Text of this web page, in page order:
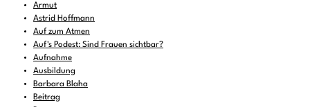
Armut
Astrid Hoffmann
Auf zum Atmen
Auf's Podest: Sind Frauen sichtbar?
Aufnahme
Ausbildung
Barbara Blaha
Beitrag